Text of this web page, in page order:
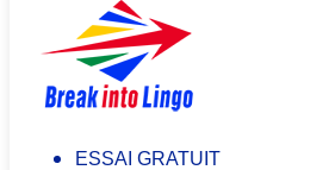
ESSAI GRATUIT